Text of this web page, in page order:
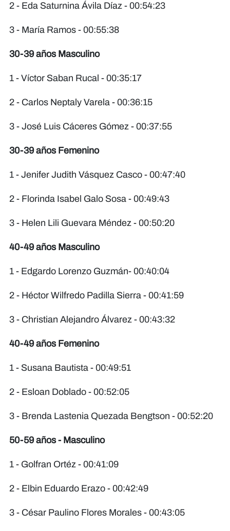
2 - Eda Saturnina Ávila Díaz - 00:54:23
3 - María Ramos - 00:55:38
30-39 años Masculino
1 - Víctor Saban Rucal - 00:35:17
2 - Carlos Neptaly Varela - 00:36:15
3 - José Luis Cáceres Gómez - 00:37:55
30-39 años Femenino
1 - Jenifer Judith Vásquez Casco - 00:47:40
2 - Florinda Isabel Galo Sosa - 00:49:43
3 - Helen Lili Guevara Méndez - 00:50:20
40-49 años Masculino
1 - Edgardo Lorenzo Guzmán- 00:40:04
2 - Héctor Wilfredo Padilla Sierra - 00:41:59
3 - Christian Alejandro Álvarez - 00:43:32
40-49 años Femenino
1 - Susana Bautista - 00:49:51
2 - Esloan Doblado - 00:52:05
3 - Brenda Lastenia Quezada Bengtson - 00:52:20
50-59 años - Masculino
1 - Golfran Ortéz - 00:41:09
2 - Elbin Eduardo Erazo - 00:42:49
3 - César Paulino Flores Morales - 00:43:05